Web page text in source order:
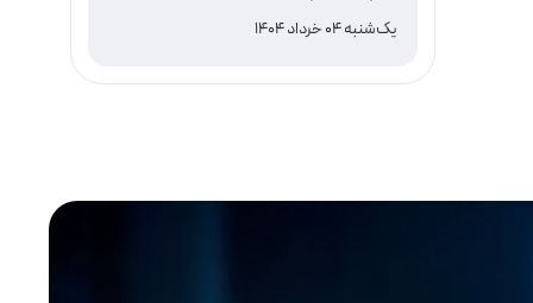
مصنوعی DeepSeek ، نصب و دانلود
یک‌شنبه 04 خرداد 1404